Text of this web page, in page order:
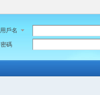
用戶名
密碼